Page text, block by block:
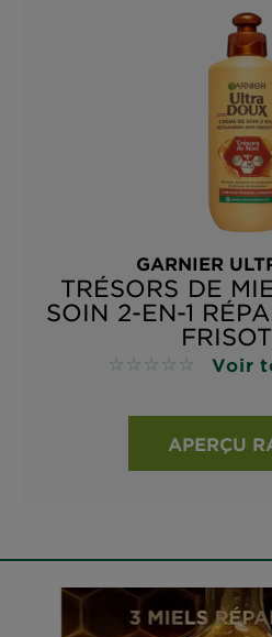
GARNIER
TRÉSORS DE
SOIN 2-EN-1
No reviews Voir
APERÇU